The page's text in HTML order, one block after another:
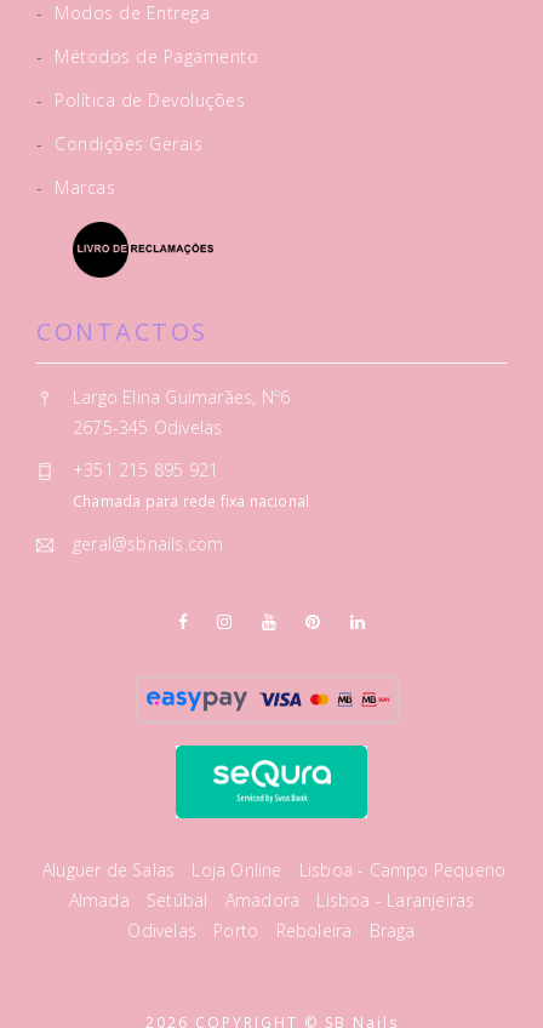
-
Modos de Entrega
-
Métodos de Pagamento
-
Política de Devoluções
-
Condições Gerais
-
Marcas
CONTACTOS
Largo Elina Guimarães, Nº6
2675-345 Odivelas
+351 215 895 921
Chamada para rede fixa nacional
geral@sbnails.com
Aluguer de Salas Loja Online
Lisboa - Campo Pequeno
Almada
Setúbal Amadora
Lisboa - Laranjeiras
Odivelas
Porto Reboleira Braga
2026 COPYRIGHT © SB Nails